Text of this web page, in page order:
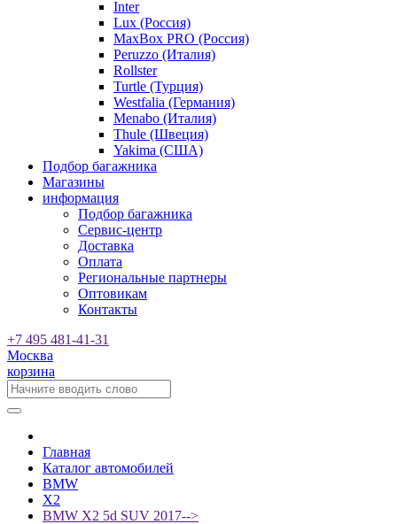
Inter
Lux (Россия)
MaxBox PRO (Россия)
Peruzzo (Италия)
Rollster
Turtle (Турция)
Westfalia (Германия)
Menabo (Италия)
Thule (Швеция)
Yakima (США)
Подбор багажника
Магазины
информация
Подбор багажника
Сервис-центр
Доставка
Оплата
Региональные партнеры
Оптовикам
Контакты
+7 495 481-41-31
Москва
корзина
Главная
Каталог автомобилей
BMW
X2
BMW X2 5d SUV 2017-->